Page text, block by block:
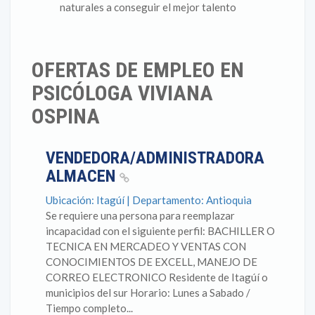
naturales a conseguir el mejor talento
OFERTAS DE EMPLEO EN
PSICÓLOGA VIVIANA
OSPINA
VENDEDORA/ADMINISTRADORA
ALMACEN
Ubicación: Itagúí | Departamento: Antioquia
Se requiere una persona para reemplazar
incapacidad con el siguiente perfil: BACHILLER O
TECNICA EN MERCADEO Y VENTAS CON
CONOCIMIENTOS DE EXCELL, MANEJO DE
CORREO ELECTRONICO Residente de Itagúí o
municipios del sur Horario: Lunes a Sabado /
Tiempo completo...